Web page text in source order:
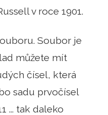
v roce 1901.
Soubor je
můžete mít
čísel, která
sadu prvočísel
... tak daleko